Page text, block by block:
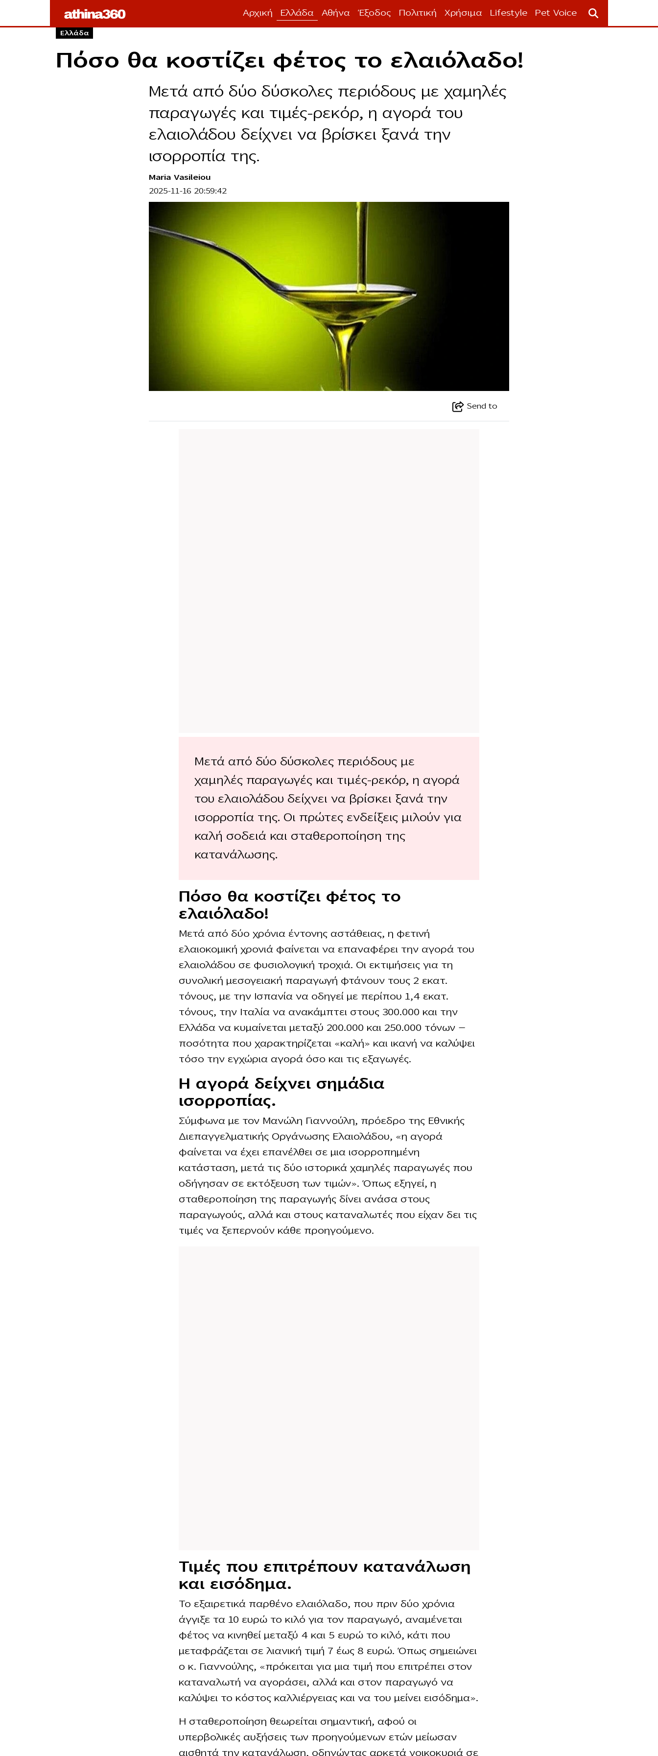
Αρχική Ελλάδα Αθήνα Έξοδος Πολιτική Χρήσιμα Lifestyle Pet Voice
Ελλάδα
Πόσο θα κοστίζει φέτος το ελαιόλαδο!
Μετά από δύο δύσκολες περιόδους με χαμηλές
παραγωγές και τιμές-ρεκόρ, η αγορά του
ελαιολάδου δείχνει να βρίσκει ξανά την
ισορροπία της.
Maria Vasileiou
2025-11-16 20:59:42
Send to
Μετά από δύο δύσκολες περιόδους με
χαμηλές παραγωγές και τιμές-ρεκόρ, η αγορά
του ελαιολάδου δείχνει να βρίσκει ξανά την
ισορροπία της. Οι πρώτες ενδείξεις μιλούν για
καλή σοδειά και σταθεροποίηση της
κατανάλωσης.
Πόσο θα κοστίζει φέτος το
ελαιόλαδο!
Μετά από δύο χρόνια έντονης αστάθειας, η φετινή
ελαιοκομική χρονιά φαίνεται να επαναφέρει την αγορά του
ελαιολάδου σε φυσιολογική τροχιά. Οι εκτιμήσεις για τη
συνολική μεσογειακή παραγωγή φτάνουν τους 2 εκατ.
τόνους, με την Ισπανία να οδηγεί με περίπου 1,4 εκατ.
τόνους, την Ιταλία να ανακάμπτει στους 300.000 και την
Ελλάδα να κυμαίνεται μεταξύ 200.000 και 250.000 τόνων —
ποσότητα που χαρακτηρίζεται «καλή» και ικανή να καλύψει
τόσο την εγχώρια αγορά όσο και τις εξαγωγές.
Η αγορά δείχνει σημάδια
ισορροπίας.
Σύμφωνα με τον Μανώλη Γιαννούλη, πρόεδρο της Εθνικής
Διεπαγγελματικής Οργάνωσης Ελαιολάδου, «η αγορά
φαίνεται να έχει επανέλθει σε μια ισορροπημένη
κατάσταση, μετά τις δύο ιστορικά χαμηλές παραγωγές που
οδήγησαν σε εκτόξευση των τιμών». Όπως εξηγεί, η
σταθεροποίηση της παραγωγής δίνει ανάσα στους
παραγωγούς, αλλά και στους καταναλωτές που είχαν δει τις
τιμές να ξεπερνούν κάθε προηγούμενο.
Τιμές που επιτρέπουν κατανάλωση
και εισόδημα.
Το εξαιρετικά παρθένο ελαιόλαδο, που πριν δύο χρόνια
άγγιξε τα 10 ευρώ το κιλό για τον παραγωγό, αναμένεται
φέτος να κινηθεί μεταξύ 4 και 5 ευρώ το κιλό, κάτι που
μεταφράζεται σε λιανική τιμή 7 έως 8 ευρώ. Όπως σημειώνει
ο κ. Γιαννούλης, «πρόκειται για μια τιμή που επιτρέπει στον
καταναλωτή να αγοράσει, αλλά και στον παραγωγό να
καλύψει το κόστος καλλιέργειας και να του μείνει εισόδημα».
Η σταθεροποίηση θεωρείται σημαντική, αφού οι
υπερβολικές αυξήσεις των προηγούμενων ετών μείωσαν
αισθητά την κατανάλωση, οδηγώντας αρκετά νοικοκυριά σε